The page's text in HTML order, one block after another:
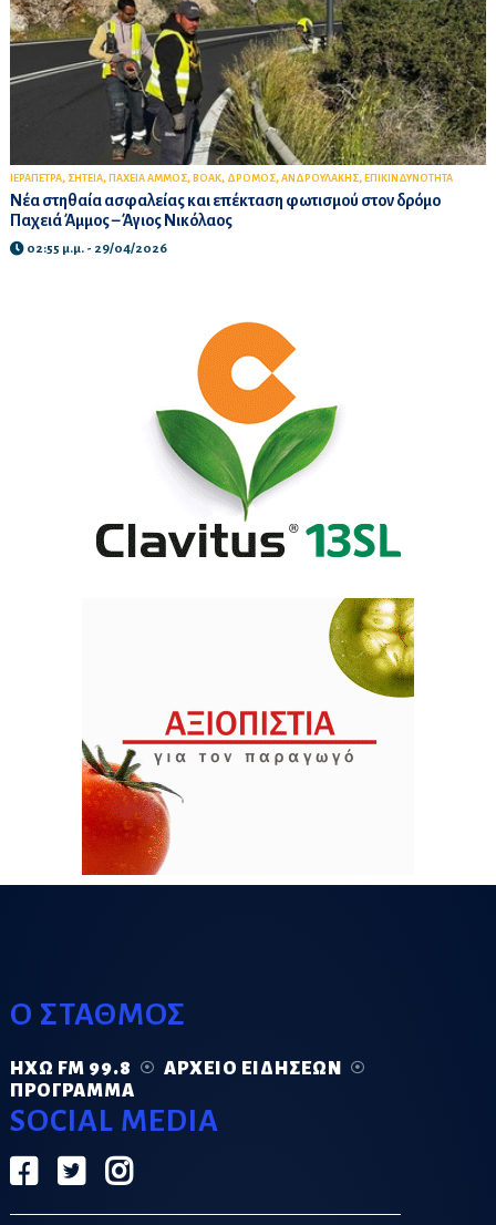
ΙΕΡΑΠΕΤΡΑ, ΣΗΤΕΙΑ, ΠΑΧΕΙΑ ΑΜΜΟΣ, ΒΟΑΚ, ΔΡΟΜΟΣ, ΑΝΔΡΟΥΛΑΚΗΣ, ΕΠΙΚΙΝΔΥΝΟΤΗΤΑ
Νέα στηθαία ασφαλείας και επέκταση φωτισμού στον δρόμο
Παχειά Άμμος – Άγιος Νικόλαος
02:55 μ.μ. - 29/04/2026
Ο ΣΤΑΘΜΟΣ
ΗΧΏ FM 99.8
ΑΡΧΕΊΟ ΕΙΔΉΣΕΩΝ
ΠΡΌΓΡΑΜΜΑ
SOCIAL MEDIA